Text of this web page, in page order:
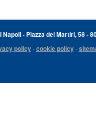
- Piazza dei Martiri, 58 -
policy-cookie policy-